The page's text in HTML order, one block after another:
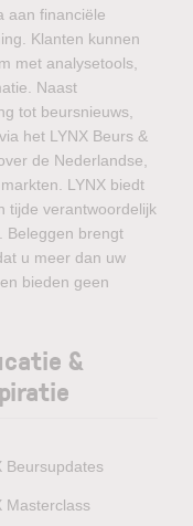
aan financiële
Klanten kunnen
met analysetools,
Naast
tot beursnieuws,
het LYNX Beurs &
de Nederlandse,
LYNX biedt
tijde verantwoordelijk
Beleggen brengt
u meer dan uw
bieden geen
&
Beursupdates
Masterclass